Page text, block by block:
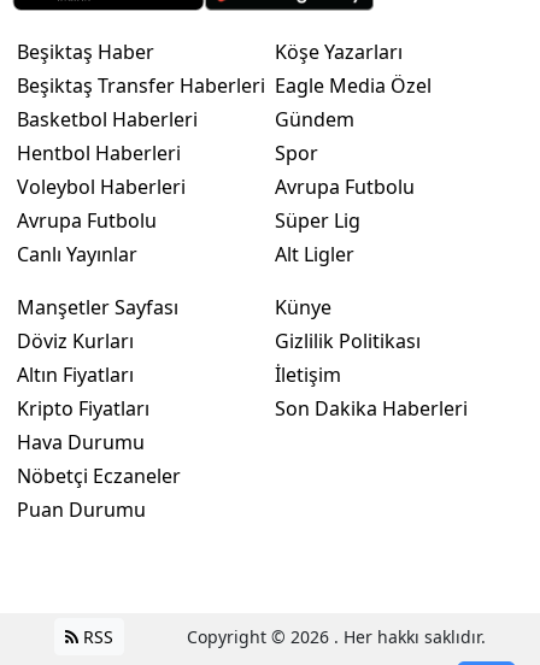
Beşiktaş Haber
Beşiktaş Transfer Haberleri
Basketbol Haberleri
Hentbol Haberleri
Voleybol Haberleri
Avrupa Futbolu
Canlı Yayınlar
Köşe Yazarları
Eagle Media Özel
Gündem
Spor
Avrupa Futbolu
Süper Lig
Alt Ligler
Manşetler Sayfası
Döviz Kurları
Altın Fiyatları
Kripto Fiyatları
Hava Durumu
Nöbetçi Eczaneler
Puan Durumu
Künye
Gizlilik Politikası
İletişim
Son Dakika Haberleri
RSS Copyright © 2026 . Her hakkı saklıdır.